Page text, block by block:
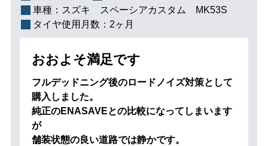
車種： スズキ スペーシアカスタム MK53S
タイヤ使用月数： 2ヶ月
おおよそ満足です
フルデッドニング後のロードノイズ対策として
購入しました。
純正のENASAVEとの比較になってしまいます
が
舗装状態の良い道路では静かです。